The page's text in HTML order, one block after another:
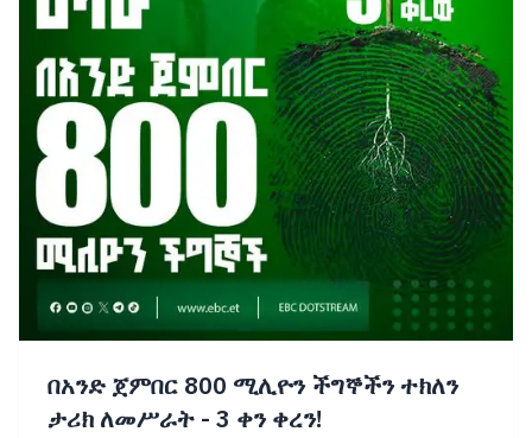
በአንድ ጀምበር 800 ሚሊዮን ችግኞችን ተክለን
ታሪክ ለመሥራት - 3 ቀን ቀረን!